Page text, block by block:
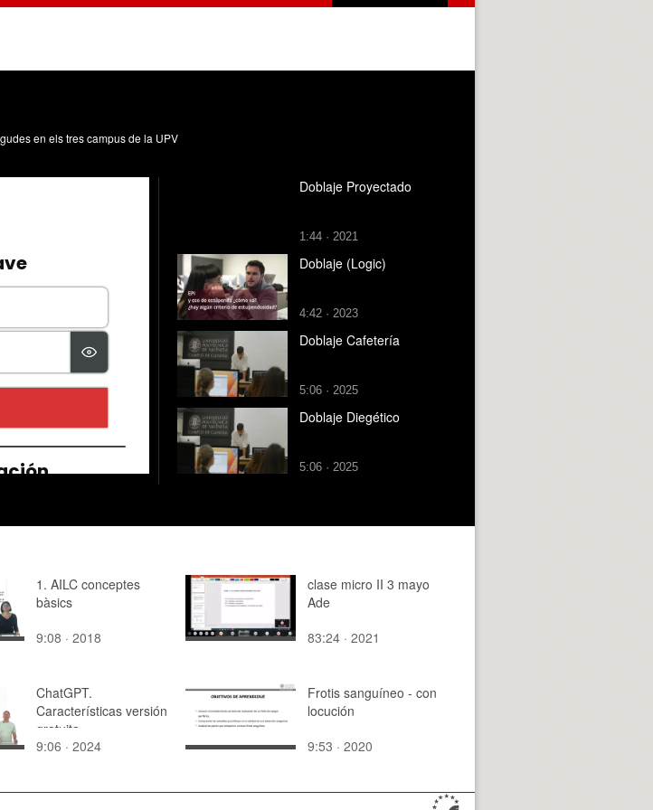
en els tres campus de la UPV
Doblaje Proyectado
1:44 · 2021
Doblaje (Logic)
4:42 · 2023
Doblaje Cafetería
5:06 · 2025
Doblaje Diegético
5:06 · 2025
1. AILC conceptes
bàsics
9:08 · 2018
clase micro II 3 mayo
Ade
83:24 · 2021
ChatGPT.
Características versión
gratuita
9:06 · 2024
Frotis sanguíneo - con
locución
9:53 · 2020